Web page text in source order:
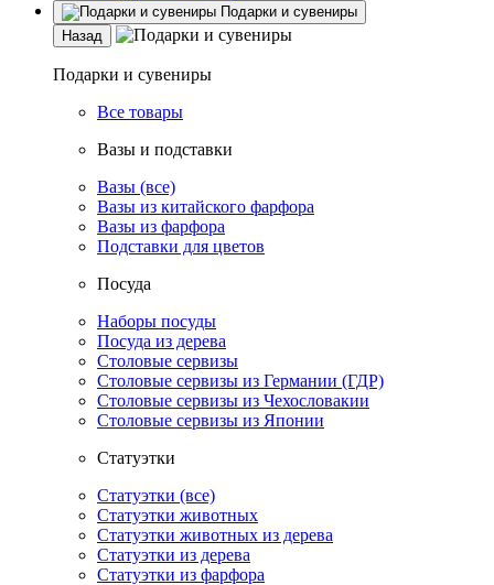
Подарки и сувениры
Назад
Подарки и сувениры
Все товары
Вазы и подставки
Вазы (все)
Вазы из китайского фарфора
Вазы из фарфора
Подставки для цветов
Посуда
Наборы посуды
Посуда из дерева
Столовые сервизы
Столовые сервизы из Германии (ГДР)
Столовые сервизы из Чехословакии
Столовые сервизы из Японии
Статуэтки
Статуэтки (все)
Статуэтки животных
Статуэтки животных из дерева
Статуэтки из дерева
Статуэтки из фарфора